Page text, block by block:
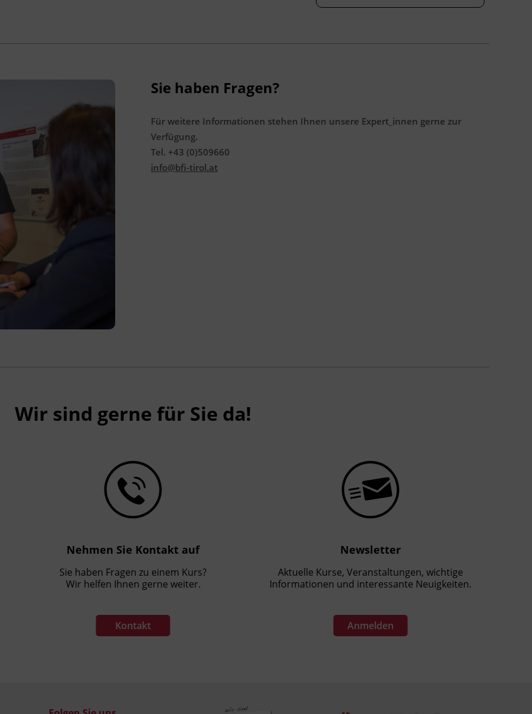
Sie haben Fragen?
Für weitere Informationen stehen Ihnen unsere Expert_innen gerne zur
Verfügung.
Tel. +43 (0)509660
info@bfi-tirol.at
Wir sind gerne für Sie da!
Nehmen Sie Kontakt auf
Sie haben Fragen zu einem Kurs?
Wir helfen Ihnen gerne weiter.
Kontakt
Newsletter
Aktuelle Kurse, Veranstaltungen, wichtige
Informationen und interessante Neuigkeiten.
Anmelden